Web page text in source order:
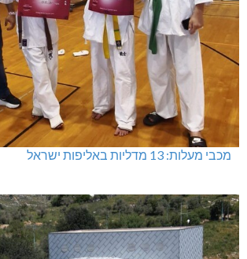
מכבי מעלות: 13 מדליות באליפות ישראל